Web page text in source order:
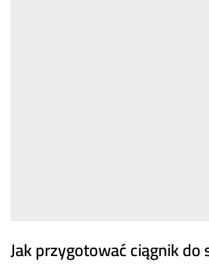
Jak przygotować ciągnik do